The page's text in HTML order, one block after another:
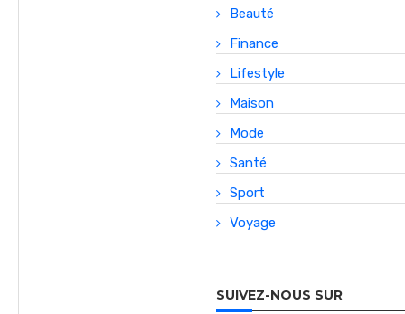
Beauté
Finance
Lifestyle
Maison
Mode
Santé
Sport
Voyage
SUIVEZ-NOUS SUR